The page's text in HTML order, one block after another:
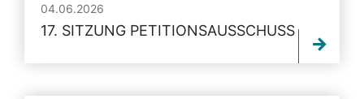
04.06.2026
17. SITZUNG PETITIONSAUSSCHUSS